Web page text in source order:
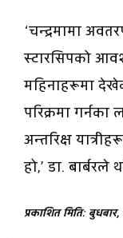
‘चन्द्रमामा
स्टारसिपको
महिनाहरूमा
परिक्रमा
अन्तरिक्ष
हो,’ डा. बार्बरले
प्रकाशित मिति: